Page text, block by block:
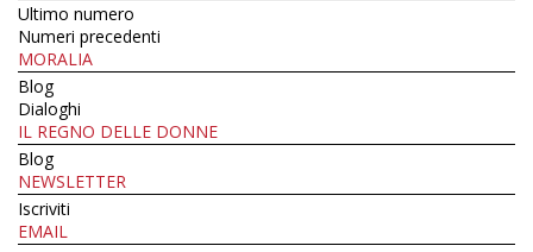
Ultimo numero
Numeri precedenti
MORALIA
Blog
Dialoghi
IL REGNO DELLE DONNE
Blog
NEWSLETTER
Iscriviti
EMAIL